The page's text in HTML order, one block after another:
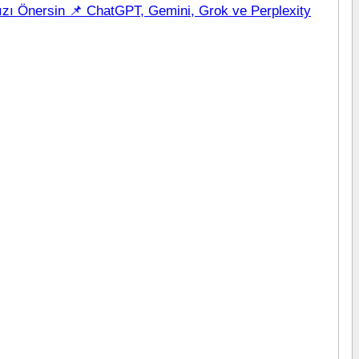
Önersin 📌 ChatGPT, Gemini, Grok ve Perplexity